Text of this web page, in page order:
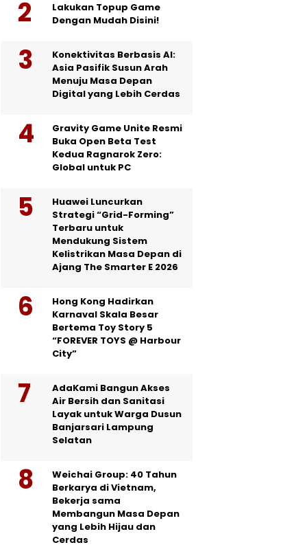
Lakukan Topup Game
Dengan Mudah Disini!
Konektivitas Berbasis AI:
Asia Pasifik Susun Arah
Menuju Masa Depan
Digital yang Lebih Cerdas
Gravity Game Unite Resmi
Buka Open Beta Test
Kedua Ragnarok Zero:
Global untuk PC
Huawei Luncurkan
Strategi “Grid-Forming”
Terbaru untuk
Mendukung Sistem
Kelistrikan Masa Depan di
Ajang The Smarter E 2026
Hong Kong Hadirkan
Karnaval Skala Besar
Bertema Toy Story 5
“FOREVER TOYS @ Harbour
City”
AdaKami Bangun Akses
Air Bersih dan Sanitasi
Layak untuk Warga Dusun
Banjarsari Lampung
Selatan
Weichai Group: 40 Tahun
Berkarya di Vietnam,
Bekerja sama
Membangun Masa Depan
yang Lebih Hijau dan
Cerdas